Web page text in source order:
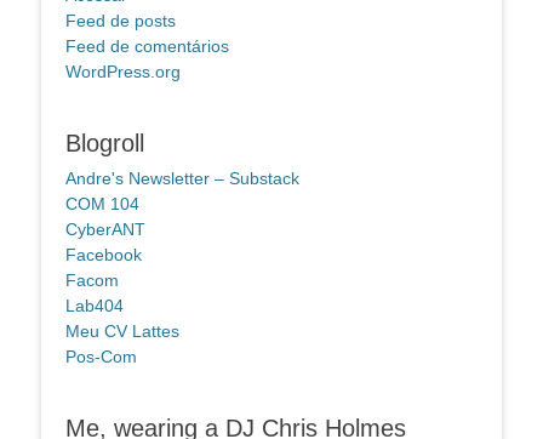
Feed de posts
Feed de comentários
WordPress.org
Blogroll
Andre's Newsletter – Substack
COM 104
CyberANT
Facebook
Facom
Lab404
Meu CV Lattes
Pos-Com
Me, wearing a DJ Chris Holmes